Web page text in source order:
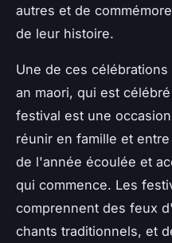
autres et de
de leur histoire.
Une de ces célébrations
an maori, qui est
festival est une
réunir en famille et
de l'année écoulée et
qui commence. Les
comprennent des feux
chants traditionnels, et